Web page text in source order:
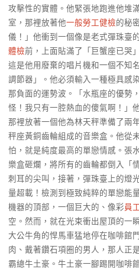
攻擊性的實體。他緊張地跑進他堆
室，那裡放著他一般勞工健檢的秘
儀！」他衝到一個像是老式彈珠臺
體檢前，上面貼滿了「巨蟹座已哭
這是他用廢棄的唱片機和一個不知
調節器」。他必須輸入一種極具感
那負面的運勢波。「水瓶座的優勢
怪！我只有一腔熱血的傻氣啊！」
那裡放著一個他為林天秤準備了兩
秤座黃銅齒輪組成的音樂盒。他從
怕，就是純度最高的單戀情感。張
樂盒砸爛，將所有的齒輪都倒入「
刺耳的尖叫，接著，彈珠臺上的燈
量超載！檢測到極致純粹的單戀能
機器的頂部，一個巨大的、像彩員
空。然而，就在光束衝出屋頂的一
大公牛角的悍馬車猛地停在咖啡館
肉、戴著鑽石項圈的男人，那人
霸總牛土豪。牛土豪一腳踢開咖啡